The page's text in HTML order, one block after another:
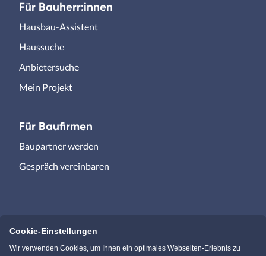
Für Bauherr:innen
Hausbau-Assistent
Haussuche
Anbietersuche
Mein Projekt
Für Baufirmen
Baupartner werden
Gespräch vereinbaren
Immowelt.de Bauen.de
Cookie-Einstellungen
Wir verwenden Cookies, um Ihnen ein optimales Webseiten-Erlebnis zu